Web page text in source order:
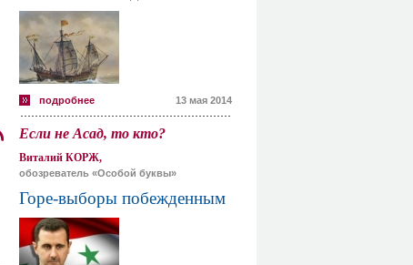
подробнее 13 мая 2014
Если не Асад, то кто?
Виталий КОРЖ,
обозреватель «Особой буквы»
Горе-выборы побежденным